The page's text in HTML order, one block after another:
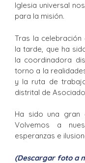
Iglesia universal
para la misión.
Tras la celebración
la tarde, que ha
la coordinadora
torno a la
y la ruta de
distrital de
Ha sido una gran
Volvemos a
esperanzas e
(Descargar foto a